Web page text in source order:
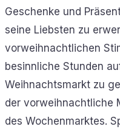
Geschenke und
seine Liebsten zu
vorweihnachtlichen
besinnliche Stunden
Weihnachtsmarkt zu
der vorweihnachtliche
des Wochenmarktes.